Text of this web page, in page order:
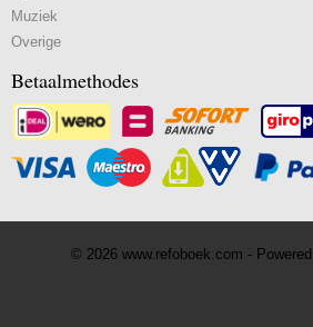
Muziek
Overige
Betaalmethodes
© 2026 www.refoboek.com -